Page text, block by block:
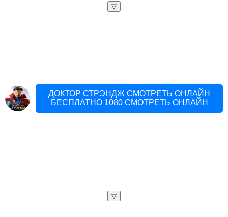
▽
ДОКТОР СТРЭНДЖ СМОТРЕТЬ ОНЛАЙН
БЕСПЛАТНО 1080 СМОТРЕТЬ ОНЛАЙН
▽